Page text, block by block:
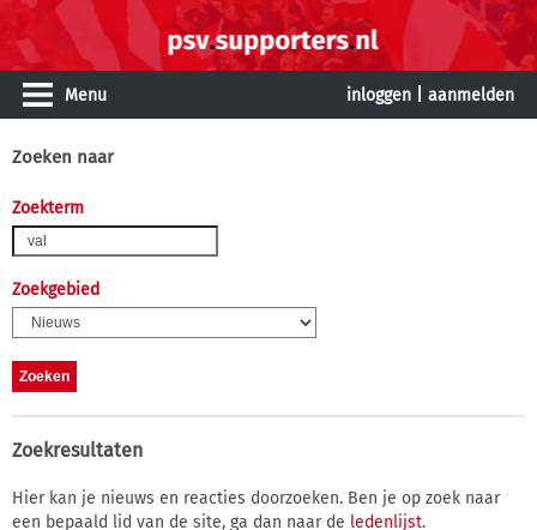
Menu inloggen aanmelden
Zoeken naar
Zoekterm
Zoekgebied
Zoekresultaten
Hier kan je nieuws en reacties doorzoeken. Ben je op zoek naar
een bepaald lid van de site, ga dan naar de ledenlijst.